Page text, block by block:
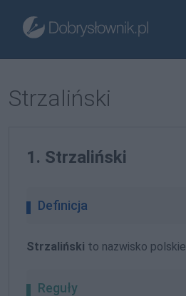
Strzaliński
1. Strzaliński
Definicja
Strzaliński to nazwisko polskie
Reguły